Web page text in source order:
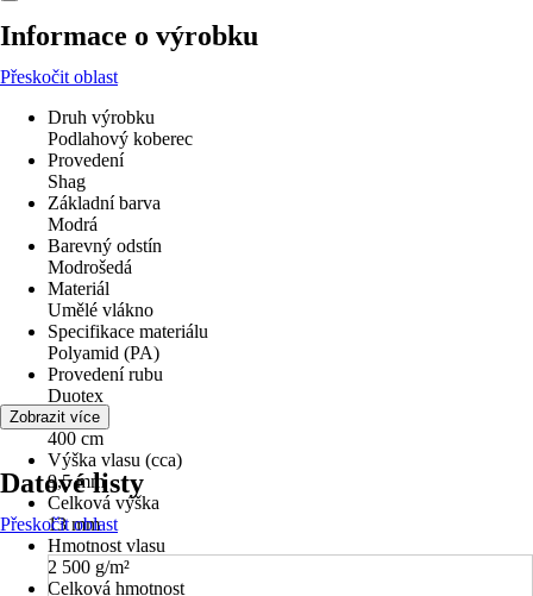
Informace o výrobku
Přeskočit oblast
Druh výrobku
Podlahový koberec
Provedení
Shag
Základní barva
Modrá
Barevný odstín
Modrošedá
Materiál
Umělé vlákno
Specifikace materiálu
Polyamid (PA)
Provedení rubu
Duotex
Šířka
400 cm
Výška vlasu (cca)
9,5 mm
Celková výška
13 mm
Hmotnost vlasu
2 500 g/m²
Celková hmotnost
Zobrazit více
Datové listy
Přeskočit oblast